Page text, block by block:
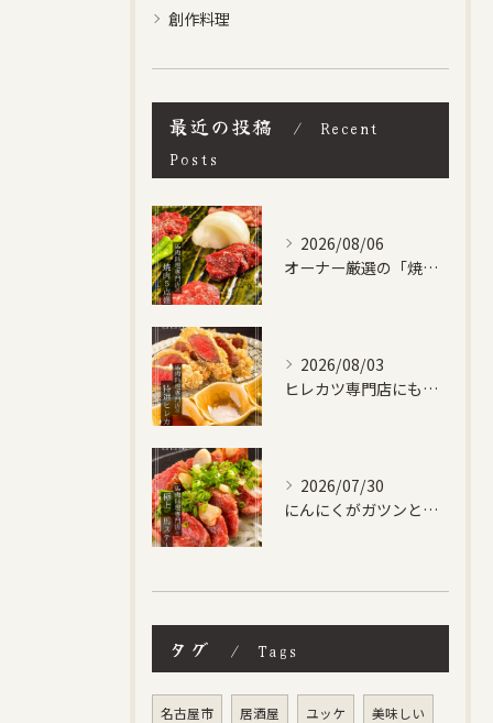
創作料理
最近の投稿
Recent
Posts
2026/08/06
オーナー厳選の「焼肉５点盛り合わせ」です！
2026/08/03
ヒレカツ専門店にも負けない、自信作です！
2026/07/30
にんにくがガツンときいた馬ステーキ✨
タグ Tags
名古屋市 居酒屋 ユッケ 美味しい